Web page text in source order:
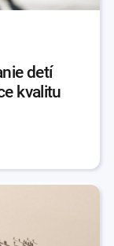
detí
kvalitu